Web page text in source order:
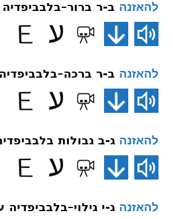
להאזנה ב-ר
להאזנה ב-ר
להאזנה ג-ב גבולות
להאזנה ג-י